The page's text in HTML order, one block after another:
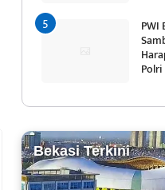
PWI
Bekasi Terkini